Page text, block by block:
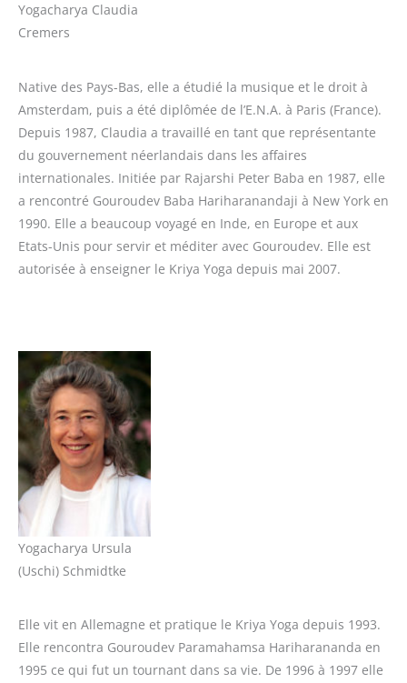
Yogacharya Claudia
Cremers
Native des Pays-Bas, elle a étudié la musique et le droit à
Amsterdam, puis a été diplômée de l’E.N.A. à Paris (France).
Depuis 1987, Claudia a travaillé en tant que représentante
du gouvernement néerlandais dans les affaires
internationales. Initiée par Rajarshi Peter Baba en 1987, elle
a rencontré Gouroudev Baba Hariharanandaji à New York en
1990. Elle a beaucoup voyagé en Inde, en Europe et aux
Etats-Unis pour servir et méditer avec Gouroudev. Elle est
autorisée à enseigner le Kriya Yoga depuis mai 2007.
Yogacharya Ursula
(Uschi) Schmidtke
Elle vit en Allemagne et pratique le Kriya Yoga depuis 1993.
Elle rencontra Gouroudev Paramahamsa Hariharananda en
1995 ce qui fut un tournant dans sa vie. De 1996 à 1997 elle